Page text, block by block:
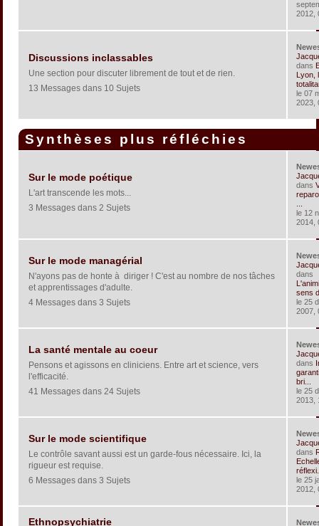
2012,
Discussions inclassables
Une section pour discuter librement de tout et de rien.
13 Messages dans 10 Sujets
dans
Lyon,
le 07
2023,
Synthèses plus réfléchies
Sur le mode poétique
L'art transcende les mots...
3 Messages dans 2 Sujets
dans
le 12
2014,
Sur le mode managérial
N'ayons pas de honte à diriger ! C'est au nombre de nos tâches
et apprentissages d'adulte.
4 Messages dans 3 Sujets
dans
sens
le 25
2007,
La santé mentale au coeur
Pensons et agissons en cliniciens. Entre art et science, vers
l'efficacité.
41 Messages dans 24 Sujets
dans
bri...
le 25
2013,
Sur le mode scientifique
Le contrôle savant aussi est un garde-fous nécessaire. Ici, la
rigueur est requise.
6 Messages dans 3 Sujets
dans
le 25
2012,
Ethnopsychiatrie